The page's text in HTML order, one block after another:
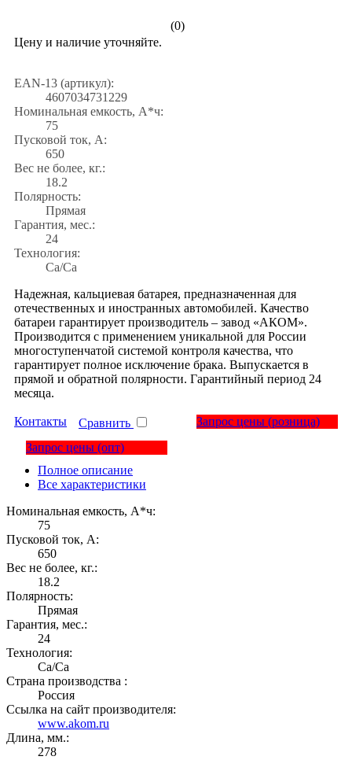
(0)
Цену и наличие уточняйте.
EAN-13 (артикул):
4607034731229
Номинальная емкость, А*ч:
75
Пусковой ток, А:
650
Вес не более, кг.:
18.2
Полярность:
Прямая
Гарантия, мес.:
24
Технология:
Са/Са
Надежная, кальциевая батарея, предназначенная для
отечественных и иностранных автомобилей. Качество
батареи гарантирует производитель – завод «АКОМ».
Производится с применением уникальной для России
многоступенчатой системой контроля качества, что
гарантирует полное исключение брака. Выпускается в
прямой и обратной полярности. Гарантийный период 24
месяца.
Контакты Сравнить Запрос цены (розница)
Запрос цены (опт)
Полное описание
Все характеристики
Номинальная емкость, А*ч:
75
Пусковой ток, А:
650
Вес не более, кг.:
18.2
Полярность:
Прямая
Гарантия, мес.:
24
Технология:
Са/Са
Страна производства :
Россия
Ссылка на сайт производителя:
www.akom.ru
Длина, мм.:
278